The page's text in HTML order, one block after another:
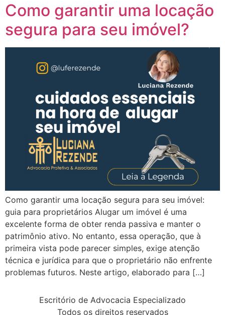
Como garantir uma locação
segura para seu imóvel?
Como garantir uma locação segura para seu imóvel:
guia para proprietários Alugar um imóvel é uma
excelente forma de obter renda passiva e manter o
patrimônio ativo. No entanto, essa operação, que à
primeira vista pode parecer simples, exige atenção
técnica e jurídica para que o proprietário não enfrente
problemas futuros. Neste artigo, elaborado para […]
Escritório de Advocacia Especializado
Todos os direitos reservados